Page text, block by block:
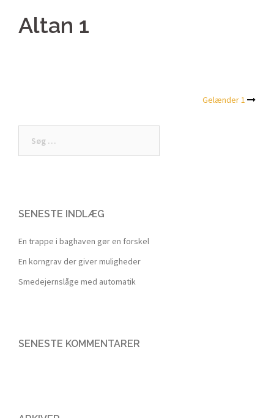
Altan 1
navigation
Gelænder 1
efter:
SENESTE INDLÆG
En trappe i baghaven gør en forskel
En korngrav der giver muligheder
Smedejernslåge med automatik
SENESTE KOMMENTARER